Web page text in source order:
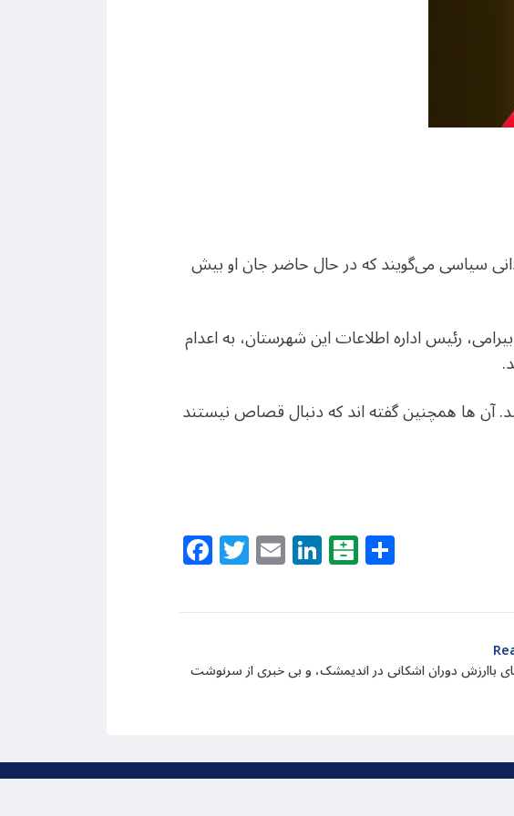
سیاسی می‌گویند که در حال حاضر جان او بیش
نادر بیرامی، رئیس اداره اطلاعات این شهرستان، به اعدام
آن ها همچنین گفته اند که دنبال قصاص نیستند
Facebook
Twitter
EmailLinkedIn
Balatarin
دوران اشکانی در اندیمشک، و بی خبری از سرنوشت